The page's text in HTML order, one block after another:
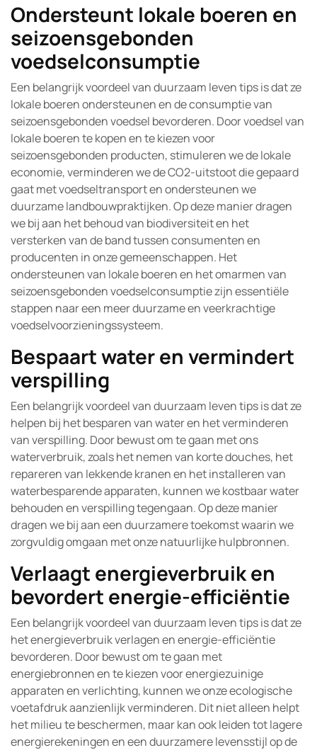
Ondersteunt lokale boeren en
seizoensgebonden
voedselconsumptie
Een belangrijk voordeel van duurzaam leven tips is dat ze
lokale boeren ondersteunen en de consumptie van
seizoensgebonden voedsel bevorderen. Door voedsel van
lokale boeren te kopen en te kiezen voor
seizoensgebonden producten, stimuleren we de lokale
economie, verminderen we de CO2-uitstoot die gepaard
gaat met voedseltransport en ondersteunen we
duurzame landbouwpraktijken. Op deze manier dragen
we bij aan het behoud van biodiversiteit en het
versterken van de band tussen consumenten en
producenten in onze gemeenschappen. Het
ondersteunen van lokale boeren en het omarmen van
seizoensgebonden voedselconsumptie zijn essentiële
stappen naar een meer duurzame en veerkrachtige
voedselvoorzieningssysteem.
Bespaart water en vermindert
verspilling
Een belangrijk voordeel van duurzaam leven tips is dat ze
helpen bij het besparen van water en het verminderen
van verspilling. Door bewust om te gaan met ons
waterverbruik, zoals het nemen van korte douches, het
repareren van lekkende kranen en het installeren van
waterbesparende apparaten, kunnen we kostbaar water
behouden en verspilling tegengaan. Op deze manier
dragen we bij aan een duurzamere toekomst waarin we
zorgvuldig omgaan met onze natuurlijke hulpbronnen.
Verlaagt energieverbruik en
bevordert energie-efficiëntie
Een belangrijk voordeel van duurzaam leven tips is dat ze
het energieverbruik verlagen en energie-efficiëntie
bevorderen. Door bewust om te gaan met
energiebronnen en te kiezen voor energiezuinige
apparaten en verlichting, kunnen we onze ecologische
voetafdruk aanzienlijk verminderen. Dit niet alleen helpt
het milieu te beschermen, maar kan ook leiden tot lagere
energierekeningen en een duurzamere levensstijl op de